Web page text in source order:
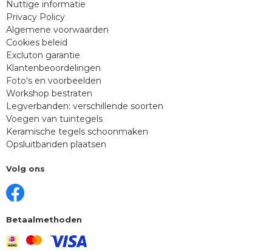
Nuttige informatie
Privacy Policy
Algemene voorwaarden
Cookies beleid
Excluton garantie
Klantenbeoordelingen
Foto's en voorbeelden
Workshop bestraten
Legverbanden: verschillende soorten
Voegen van tuintegels
Keramische tegels schoonmaken
Opsluitbanden plaatsen
Volg ons
Betaalmethoden